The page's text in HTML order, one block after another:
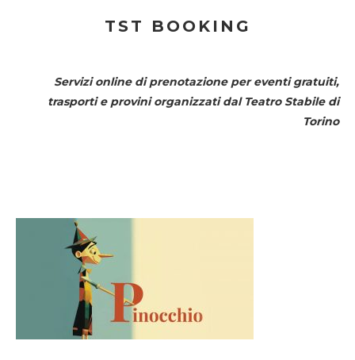
TST BOOKING
Servizi online di prenotazione per eventi gratuiti,
trasporti e provini organizzati dal Teatro Stabile di
Torino